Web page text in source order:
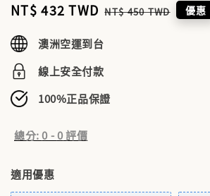
Sale
NT$ 432 TWD Regular
NT$ 450 TWD 優惠
澳洲空運到台
線上安全付款
100%正品保證
總分:0 -0評價
適用優惠